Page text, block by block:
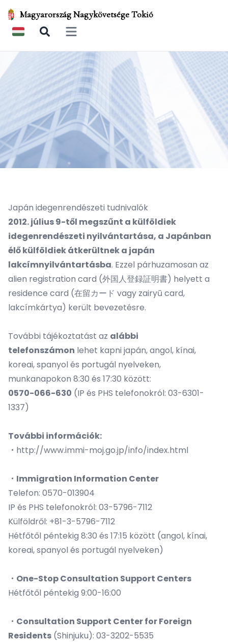
Magyarország Nagykövetsége Tokió
Open main menu
Japán idegenrendészeti tudnivalók
2012. július 9-től megszűnt a külföldiek
idegenrendészeti nyilvántartása, a Japánban
élő külföldiek átkerültnek a japán
lakcímnyilvántartásba. Ezzel párhuzamosan az
alien registration card (外国人登録証明書) helyett a
residence card (在留カード vagy zairyū card,
lakcímkártya) került bevezetésre.
További tájékoztatást az alábbi
telefonszámon lehet kapni japán, angol, kínai,
koreai, spanyol és portugál nyelveken,
munkanapokon 8:30 és 17:30 között:
0570-066-630 (IP és PHS telefonokról: 03-6301-
1337)
További információk:
・ http://www.immi-moj.go.jp/info/index.html
・Immigration Information Center
Telefon: 0570-013904
IP és PHS telefonokról: 03-5796-7112
Külföldről: +81-3-5796-7112
Hétfőtől péntekig 8:30 és 17:15 között (angol, kínai,
koreai, spanyol és portugál nyelveken)
・One-Stop Consultation Support Centers
Hétfőtől péntekig 9:00-16:00
・Consultation Support Center for Foreign
Residents (Shinjuku): 03-3202-5535